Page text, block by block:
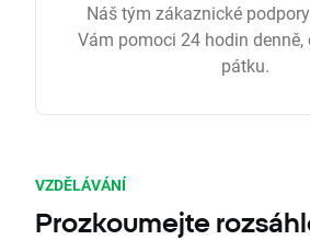
Náš tým zákaznické
Vám pomoci 24 hodin
pátku.
VZDĚLÁVÁNÍ
Prozkoumejte